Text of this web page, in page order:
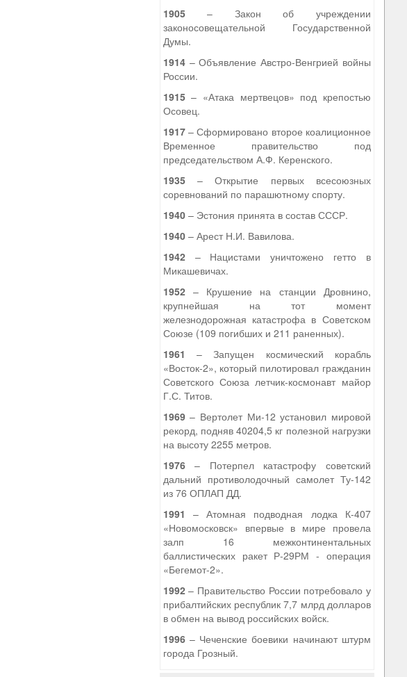
1905– Закон об учреждении
законосовещательной Государственной
Думы.
1914– Объявление Австро-Венгрией войны
России.
1915– «Атака мертвецов» под крепостью
Осовец.
1917– Сформировано второе коалиционное
Временное правительство под
председательством А.Ф. Керенского.
1935– Открытие первых всесоюзных
соревнований по парашютному спорту.
1940– Эстония принята в состав СССР.
1940– Арест Н.И. Вавилова.
1942– Нацистами уничтожено гетто в
Микашевичах.
1952– Крушение на станции Дровнино,
крупнейшая на тот момент
железнодорожная катастрофа в Советском
Союзе (109 погибших и 211 раненных).
1961 – Запущен космический корабль
«Восток-2», который пилотировал гражданин
Советского Союза летчик-космонавт майор
Г.С. Титов.
1969– Вертолет Ми-12 установил мировой
рекорд, подняв 40204,5 кг полезной нагрузки
на высоту 2255 метров.
1976– Потерпел катастрофу советский
дальний противолодочный самолет Ту-142
из 76 ОПЛАП ДД.
1991 – Атомная подводная лодка К-407
«Новомосковск» впервые в мире провела
залп 16 межконтинентальных
баллистических ракет Р-29РМ - операция
«Бегемот-2».
1992– Правительство России потребовало у
прибалтийских республик 7,7 млрд долларов
в обмен на вывод российских войск.
1996– Чеченские боевики начинают штурм
города Грозный.